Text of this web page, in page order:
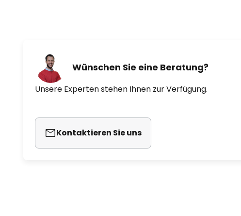
Wünschen Sie eine Beratung?
Unsere Experten stehen Ihnen zur Verfügung.
Kontaktieren Sie uns